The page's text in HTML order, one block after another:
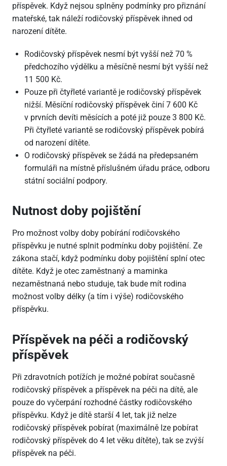
příspěvek. Když nejsou splněny podmínky pro přiznání
mateřské, tak náleží rodičovský příspěvek ihned od
narození dítěte.
Rodičovský příspěvek nesmí být vyšší než 70 %
předchozího výdělku a měsíčně nesmí být vyšší než
11 500 Kč.
Pouze při čtyřleté variantě je rodičovský příspěvek
nižší. Měsíční rodičovský příspěvek činí 7 600 Kč
v prvních devíti měsících a poté již pouze 3 800 Kč.
Při čtyřleté variantě se rodičovský příspěvek pobírá
od narození dítěte.
O rodičovský příspěvek se žádá na předepsaném
formuláři na místně příslušném úřadu práce, odboru
státní sociální podpory.
Nutnost doby pojištění
Pro možnost volby doby pobírání rodičovského
příspěvku je nutné splnit podmínku doby pojištění. Ze
zákona stačí, když podmínku doby pojištění splní otec
dítěte. Když je otec zaměstnaný a maminka
nezaměstnaná nebo studuje, tak bude mít rodina
možnost volby délky (a tím i výše) rodičovského
příspěvku.
Příspěvek na péči a rodičovský
příspěvek
Při zdravotních potížích je možné pobírat současně
rodičovský příspěvek a příspěvek na péči na dítě, ale
pouze do vyčerpání rozhodné částky rodičovského
příspěvku. Když je dítě starší 4 let, tak již nelze
rodičovský příspěvek pobírat (maximálně lze pobírat
rodičovský příspěvek do 4 let věku dítěte), tak se zvýší
příspěvek na péči.